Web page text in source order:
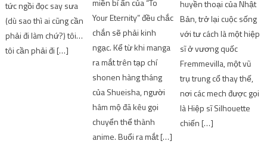
tức ngồi đọc say sưa
(dù sao thì ai cũng cần
phải đi làm chứ?) tôi…
tôi cần phải đi […]
miền bí ẩn của “To
Your Eternity” đều chắc
chắn sẽ phải kinh
ngạc. Kể từ khi manga
ra mắt trên tạp chí
shonen hàng tháng
của Shueisha, người
hâm mộ đã kêu gọi
chuyển thể thành
anime. Buổi ra mắt […]
huyền thoại của Nhật
Bản, trở lại cuộc sống
với tư cách là một hiệp
sĩ ở vương quốc
Fremmevilla, một vũ
trụ trung cổ thay thế,
nơi các mech được gọi
là Hiệp sĩ Silhouette
chiến […]